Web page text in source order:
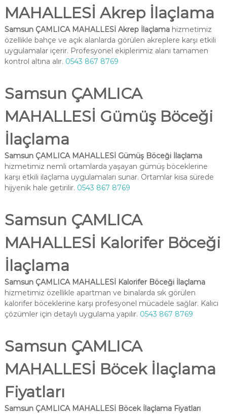
MAHALLESİ Akrep İlaçlama
Samsun ÇAMLICA MAHALLESİ Akrep İlaçlamahizmetimiz
özellikle bahçe ve açık alanlarda görülen akreplere karşı etkili
uygulamalar içerir. Profesyonel ekiplerimiz alanı tamamen
kontrol altına alır. 0543 867 8769
Samsun ÇAMLICA
MAHALLESİ Gümüş Böceği
İlaçlama
Samsun ÇAMLICA MAHALLESİ Gümüş Böceği İlaçlama
hizmetimiz nemli ortamlarda yaşayan gümüş böceklerine
karşı etkili ilaçlama uygulamaları sunar. Ortamlar kısa sürede
hijyenik hale getirilir. 0543 867 8769
Samsun ÇAMLICA
MAHALLESİ Kalorifer Böceği
İlaçlama
Samsun ÇAMLICA MAHALLESİ Kalorifer Böceği İlaçlama
hizmetimiz özellikle apartman ve binalarda sık görülen
kalorifer böceklerine karşı profesyonel mücadele sağlar. Kalıcı
çözümler için detaylı uygulama yapılır. 0543 867 8769
Samsun ÇAMLICA
MAHALLESİ Böcek İlaçlama
Fiyatları
Samsun ÇAMLICA MAHALLESİ Böcek İlaçlama Fiyatları